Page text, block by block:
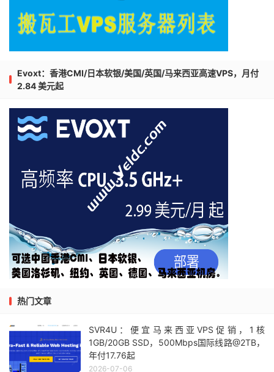
Evoxt：香港CMI/日本软银/美国/英国/马来西亚高速VPS，月付
2.84 美元起
热门文章
SVR4U：便宜马来西亚VPS促销，1核
1GB/20GB SSD，500Mbps国际线路@2TB，
年付17.76起
2026-07-06